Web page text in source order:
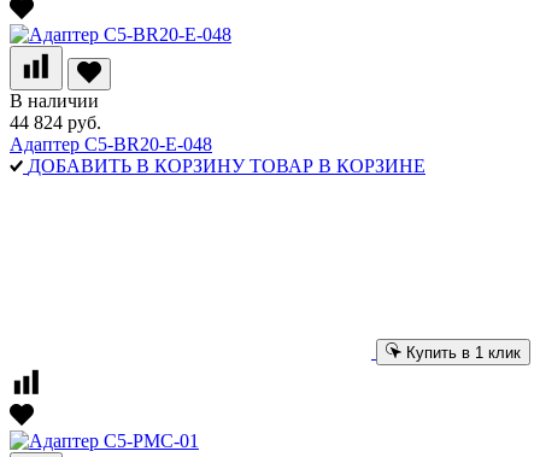
В наличии
44 824 руб.
Адаптер C5-BR20-E-048
ДОБАВИТЬ В КОРЗИНУ ТОВАР В КОРЗИНЕ
Купить в 1 клик